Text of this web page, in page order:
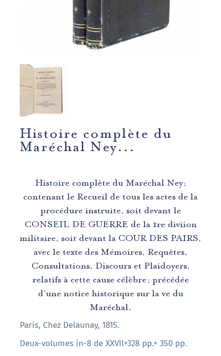
Histoire complète du
Maréchal Ney...
Histoire complète du Maréchal Ney;
contenant le Recueil de tous les actes de la
procédure instruite, soit devant le
CONSEIL DE GUERRE de la 1re diviion
militaire, soit devant la COUR DES PAIRS,
avec le texte des Mémoires, Requêtes,
Consultations, Discours et Plaidoyers,
relatifs à cette cause célèbre; précédée
d'une notice historique sur la ve du
Maréchal.
Paris, Chez Delaunay, 1815.
Deux-volumes in-8 de XXVII+328 pp.+ 350 pp.